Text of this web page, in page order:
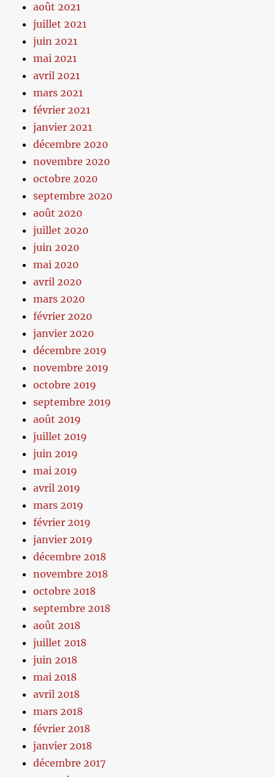
août 2021
juillet 2021
juin 2021
mai 2021
avril 2021
mars 2021
février 2021
janvier 2021
décembre 2020
novembre 2020
octobre 2020
septembre 2020
août 2020
juillet 2020
juin 2020
mai 2020
avril 2020
mars 2020
février 2020
janvier 2020
décembre 2019
novembre 2019
octobre 2019
septembre 2019
août 2019
juillet 2019
juin 2019
mai 2019
avril 2019
mars 2019
février 2019
janvier 2019
décembre 2018
novembre 2018
octobre 2018
septembre 2018
août 2018
juillet 2018
juin 2018
mai 2018
avril 2018
mars 2018
février 2018
janvier 2018
décembre 2017